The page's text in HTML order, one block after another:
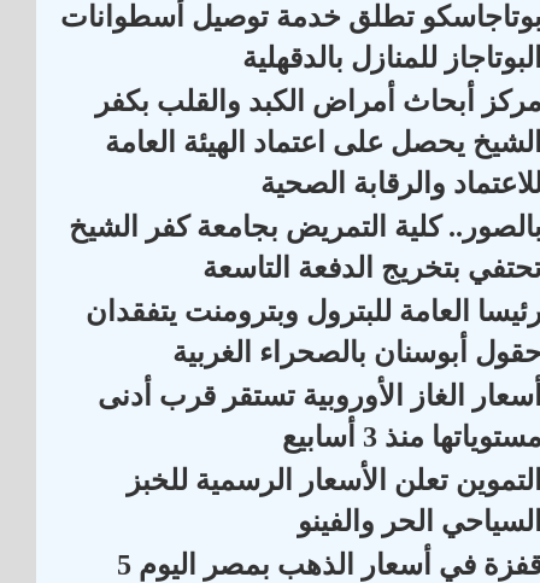
تطلق خدمة توصيل أسطوانات
للمنازل بالدقهلية
أبحاث أمراض الكبد والقلب بكفر
يحصل على اعتماد الهيئة العامة
والرقابة الصحية
كلية التمريض بجامعة كفر الشيخ
بتخريج الدفعة التاسعة
العامة للبترول وبترومنت يتفقدان
أبوسنان بالصحراء الغربية
الغاز الأوروبية تستقر قرب أدنى
منذ 3 أسابيع
تعلن الأسعار الرسمية للخبز
الحر والفينو
قفزة في أسعار الذهب بمصر اليوم 5